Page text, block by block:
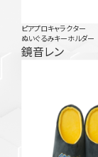
ピアプロキャラクター
ぬいぐるみキーホルダー
鏡音レン